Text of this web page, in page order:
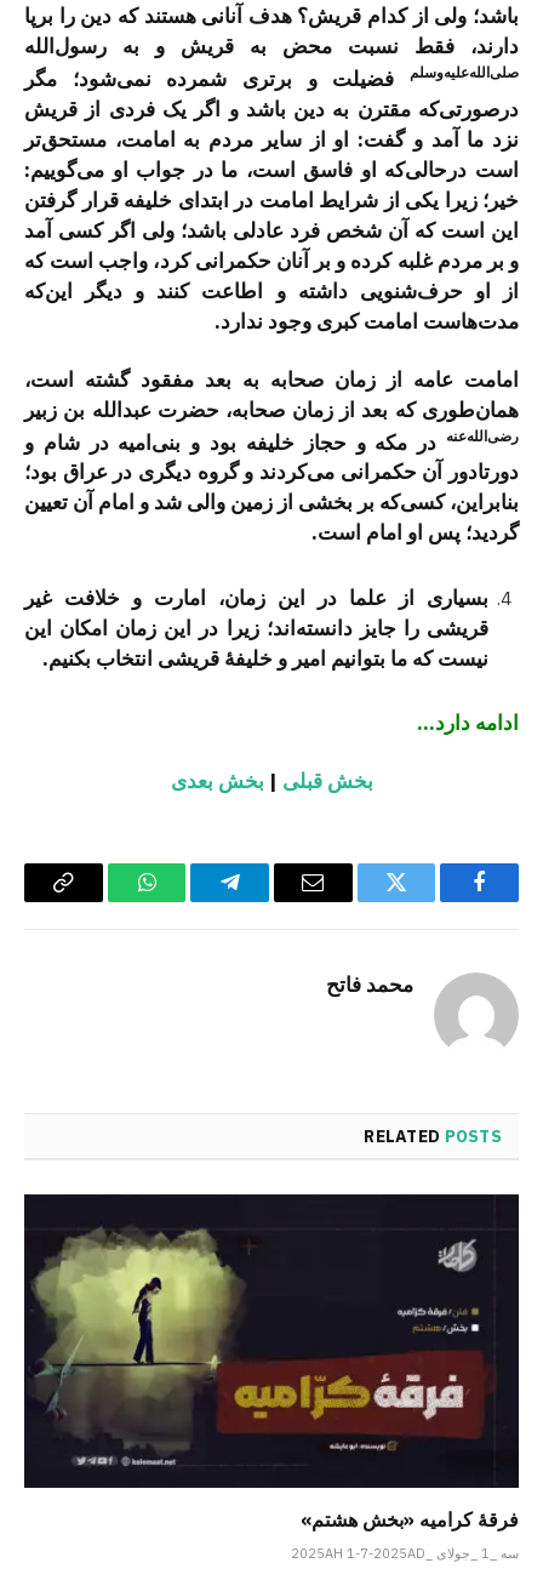
باشد؛ ولی از کدام قریش؟ هدف آنانی هستند که دین را برپا
دارند، فقط نسبت محض به قریش و به رسول‌الله
صلی‌الله‌علیه‌وسلم
فضیلت و برتری شمرده نمی‌شود؛ مگر
درصورتی‌که مقترن به دین باشد و اگر یک فردی از قریش
نزد ما آمد و گفت: او از سایر مردم به امامت، مستحق‌تر
است درحالی‌که او فاسق است، ما در جواب او می‌گوییم:
خیر؛ زیرا یکی از شرایط امامت در ابتدای خلیفه قرار گرفتن
این است که آن شخص فرد عادلی باشد؛ ولی اگر کسی آمد
و بر مردم غلبه کرده و بر آنان حکمرانی کرد، واجب است که
از او حرف‌شنویی داشته و اطاعت کنند و دیگر این‌که
مدت‌هاست امامت کبری وجود ندارد.
امامت عامه از زمان صحابه به بعد مفقود گشته است،
همان‌طوری که بعد از زمان صحابه، حضرت عبدالله بن زبیر
رضی‌الله‌عنه در مکه و حجاز خلیفه بود و بنی‌امیه در شام و
دورتادور آن حکمرانی می‌کردند و گروه دیگری در عراق بود؛
بنابراین، کسی‌که بر بخشی از زمین والی شد و امام آن تعیین
گردید؛ پس او امام است.
بسیاری از علما در این زمان، امارت و خلافت غیر
قریشی را جایز دانسته‌اند؛ زیرا در این زمان امکان این
نیست که ما بتوانیم امیر و خلیفۀ قریشی انتخاب بکنیم.
ادامه دارد…
بخش قبلی | بخش بعدی
Facebook
Twitter
Email
Telegram
WhatsApp
Copy
محمد فاتح
RELATED POSTS
فرقهٔ کرامیه «بخش هشتم»
سه _1 _جولای _2025AH 1-7-2025AD